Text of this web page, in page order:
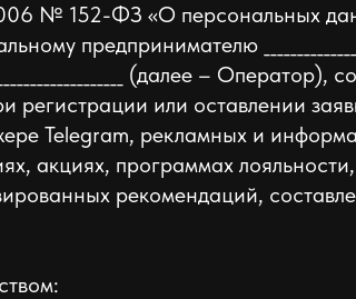
№ 152-ФЗ «О персональных
(далее –
регистрации или оставлении
Telegram, рекламных и
акциях, программах
рекомендаций,